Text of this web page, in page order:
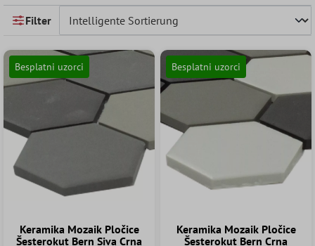
Filter
Besplatni uzorci
Keramika Mozaik Pločice
Šesterokut Bern Siva Crna
Besplatni uzorci
Keramika Mozaik Pločice
Šesterokut Bern Crna